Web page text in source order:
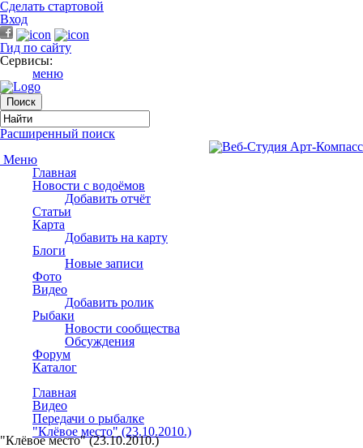
Сделать стартовой
Вход
Гид по сайту
Сервисы:
меню
Расширенный поиск
Меню
Главная
Новости с водоёмов
Добавить отчёт
Статьи
Карта
Добавить на карту
Блоги
Новые записи
Фото
Видео
Добавить ролик
Рыбаки
Новости сообщества
Обсуждения
Форум
Каталог
Главная
Видео
Передачи о рыбалке
"Клёвое место" (23.10.2010.)
"Клёвое место" (23.10.2010.)